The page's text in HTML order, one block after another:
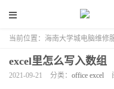
当前位置： 海南大学城电脑维修
excel里怎么写入数组
2021-09-21 分类： office excel